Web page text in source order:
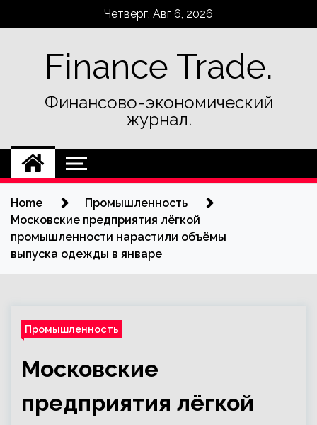
Четверг, Авг 6, 2026
Finance Trade.
Финансово-экономический
журнал.
Home
Промышленность
Московские предприятия лёгкой
промышленности нарастили объёмы
выпуска одежды в январе
Промышленность
Московские
предприятия лёгкой